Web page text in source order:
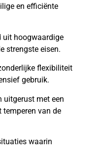
en efficiënte
uit hoogwaardige
strengste eisen.
flexibiliteit
gebruik.
uitgerust met een
temperen van de
waarin